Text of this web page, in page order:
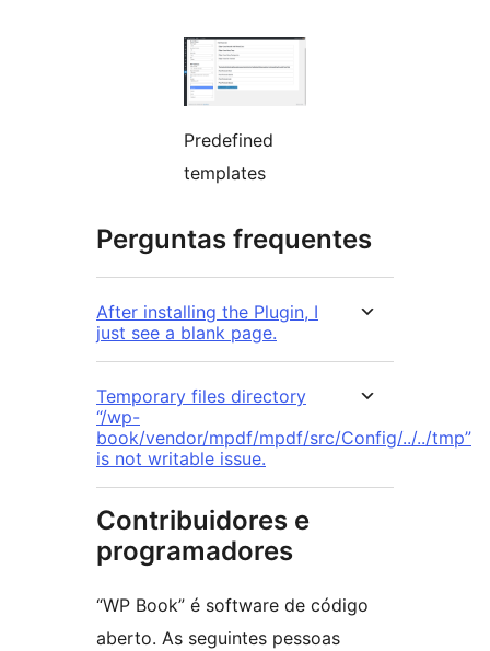
Predefined
templates
Perguntas frequentes
After installing the Plugin, I
just see a blank page.
Temporary files directory
“/wp-
book/vendor/mpdf/mpdf/src/Config/../../tmp”
is not writable issue.
Contribuidores e
programadores
“WP Book” é software de código
aberto. As seguintes pessoas